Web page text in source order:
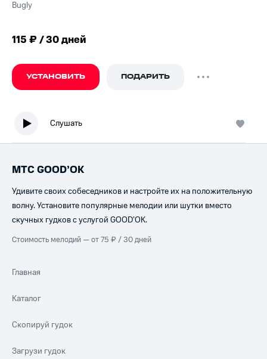
Bugly
115 ₽ / 30 дней
УСТАНОВИТЬ ПОДАРИТЬ
Слушать
МТС GOOD’OK
Удивите своих собеседников и настройте их на положительную
волну. Установите популярные мелодии или шутки вместо
скучных гудков с услугой GOOD’OK.
Стоимость мелодий — от 75 ₽ / 30 дней
Главная
Каталог
Скопируй гудок
Загрузи гудок